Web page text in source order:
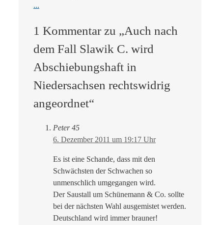
...
1 Kommentar zu „Auch nach
dem Fall Slawik C. wird
Abschiebungshaft in
Niedersachsen rechtswidrig
angeordnet“
Peter 45
6. Dezember 2011 um 19:17 Uhr
Es ist eine Schande, dass mit den
Schwächsten der Schwachen so
unmenschlich umgegangen wird.
Der Saustall um Schünemann & Co. sollte
bei der nächsten Wahl ausgemistet werden.
Deutschland wird immer brauner!